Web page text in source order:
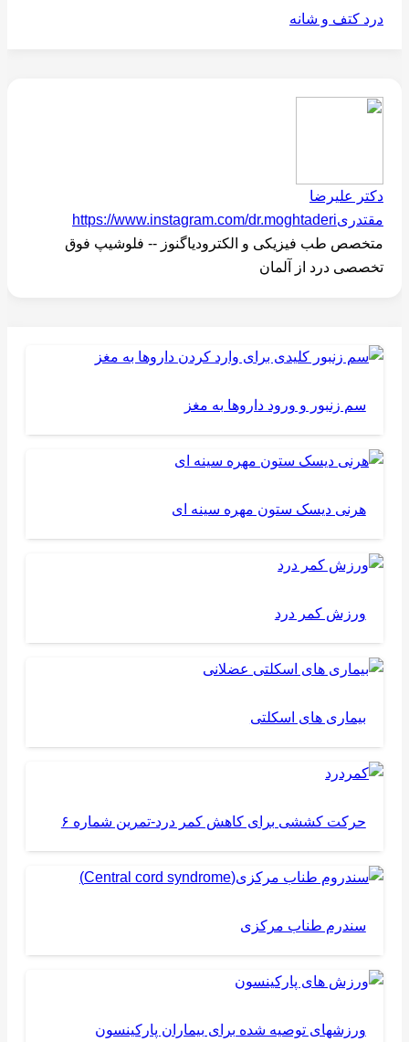
درد کتف و شانه
دکتر علیرضا
مقتدریhttps://www.instagram.com/dr.moghtaderi
متخصص طب فیزیکی و الکترودیاگنوز -- فلوشیپ فوق
تخصصی درد از آلمان
سم زنبور و ورود داروها به مغز
هرنی دیسک ستون مهره سینه ای
ورزش کمر درد
بیماری های اسکلتی
حرکت کششی برای کاهش کمر درد-تمرین شماره ۶
سندرم طناب مرکزی
ورزشهای توصیه شده برای بیماران پارکینسون